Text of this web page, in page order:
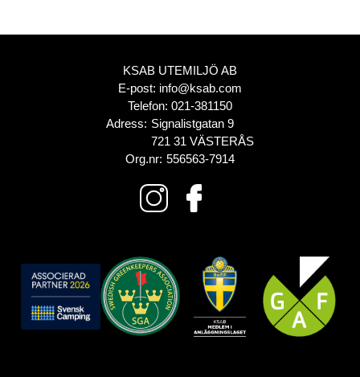
KSAB UTEMILJÖ AB
E-post: info@ksab.com
Telefon: 021-381150
Adress: Signalistgatan 9
721 31 VÄSTERÅS
Org.nr: 556563-7914